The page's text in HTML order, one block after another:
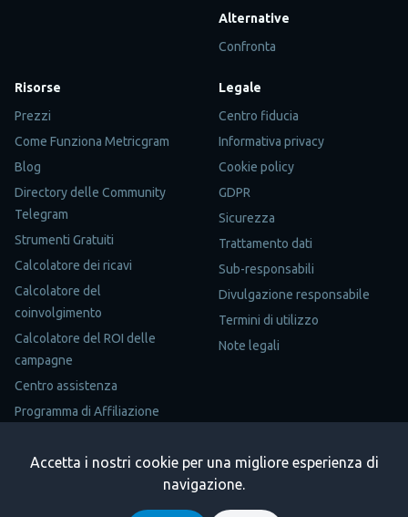
Accetta i nostri cookie per una migliore esperienza di
navigazione.
Alternative
Confronta
Risorse
Prezzi
Come Funziona Metricgram
Blog
Directory delle Community
Telegram
Strumenti Gratuiti
Calcolatore dei ricavi
Calcolatore del
coinvolgimento
Calcolatore del ROI delle
campagne
Centro assistenza
Programma di Affiliazione
Trustpilot
Legale
Centro fiducia
Informativa privacy
Cookie policy
GDPR
Sicurezza
Trattamento dati
Sub-responsabili
Divulgazione responsabile
Termini di utilizzo
Note legali